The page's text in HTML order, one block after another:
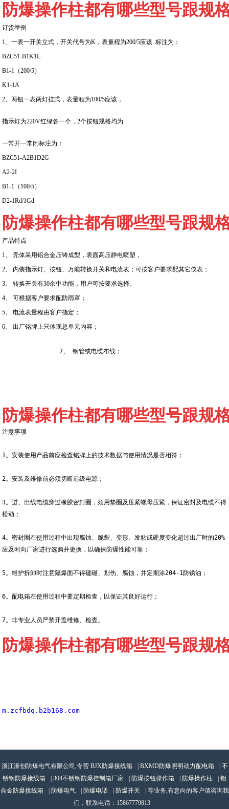
防爆操作柱都有哪些型号跟规
订货举例
1、一表一开关立式，开关代号为K，表量程为200/5应该 标注为：
BZC51-B1K1L
B1-1（200/5）
K1-1A
2、两钮一表两灯挂式，表量程为100/5应该，
指示灯为220V红绿各一个，2个按钮规格均为
一常开一常闭标注为：
BZC51-A2B1D2G
A2-2I
B1-1（100/5）
D2-1Rd/1Gd
防爆操作柱都有哪些型号跟规
产品特点
1、 壳体采用铝合金压铸成型，表面高压静电喷塑，
2、 内装指示灯、按钮、万能转换开关和电流表；可按客户要求配其它仪表；
3、 转换开关有30余中功能，用户可按要求选择。
4、 可根据客户要求配防雨罩；
5、 电流表量程由客户指定；
6、 出厂铭牌上只体现总单元内容；
7、 钢管或电缆布线；
防爆操作柱都有哪些型号跟规
注意事项
1。安装使用产品前应检查铭牌上的技术数据与使用情况是否相符；
2。安装及维修前必须切断前级电源；
3。进、出线电缆穿过橡胶密封圈，须用垫圈及压紧螺母压紧，保证密封及电缆不得
松动；
4。密封圈在使用过程中出现腐蚀、脆裂、变形、发粘或硬度变化超过出厂时的20%
应及时向厂家进行选购并更换，以确保防爆性能可靠；
5。维护拆卸时注意隔爆面不得磕碰、划伤、腐蚀，并定期涂204-1防锈油；
6。配电箱在使用过程中要定期检查，以保证其良好运行；
7。非专业人员严禁开盖维修、检查。
防爆操作柱都有哪些型号跟规
m.zcfbdq.b2b168.com
浙江浙创防爆电气有限公司,专营 BJX防爆接线箱 BXMD防爆照明动力配电箱
不
锈钢防爆接线箱
304不锈钢防爆控制箱厂家 防爆按钮操作箱 防爆操作柱
铝
合金防爆接线箱
防爆电气 防爆电话 防爆开关
| 等业务,有意向的客户请咨询我
们，联系电话： 15867779813